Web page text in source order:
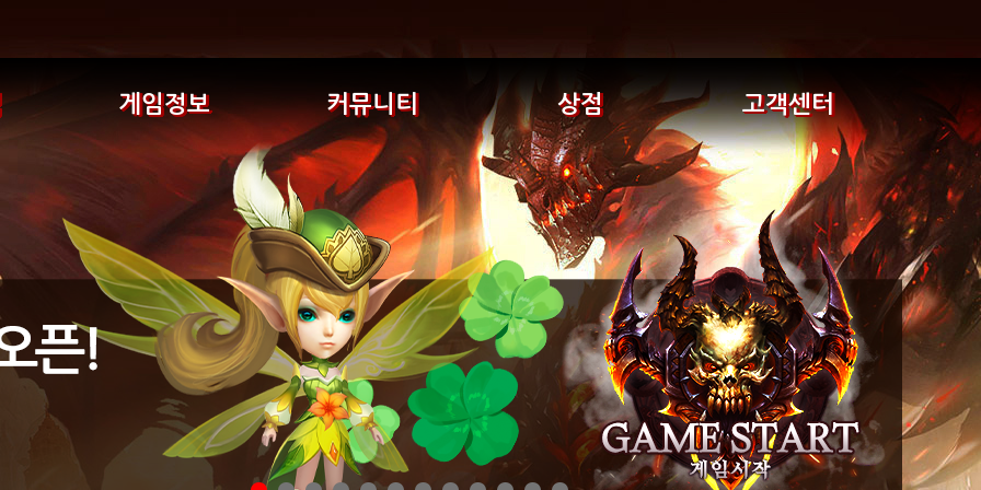
게임정보 커뮤니티 상점 고객센터